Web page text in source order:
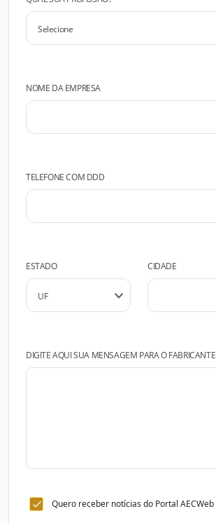
NOME DA EMPRESA
TELEFONE COM DDD
ESTADO CIDADE
DIGITE AQUI SUA MENSAGEM PARA O FABRICANTE
Quero receber notícias do Portal AECWeb